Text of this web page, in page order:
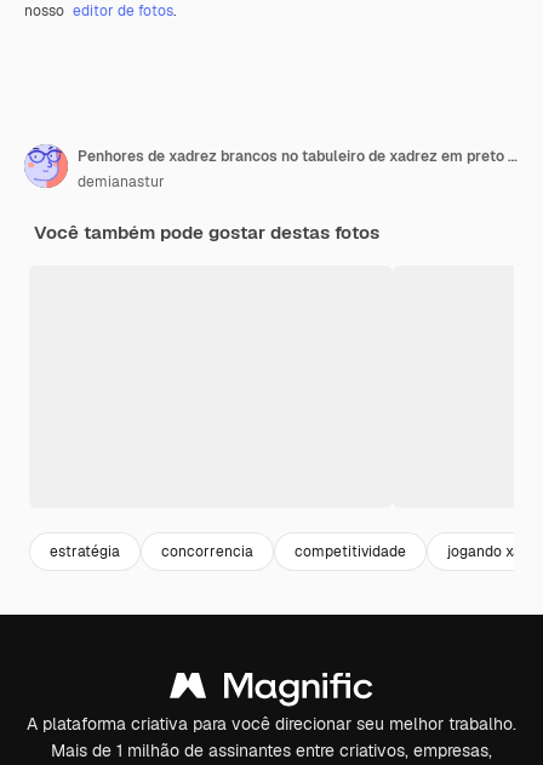
nosso editor de fotos.
Penhores de xadrez brancos no tabuleiro de xadrez em preto e branco.
demianastur
Você também pode gostar destas fotos
estratégia concorrencia competitividade jogando
A plataforma criativa para você direcionar seu melhor trabalho.
Mais de 1 milhão de assinantes entre criativos, empresas,